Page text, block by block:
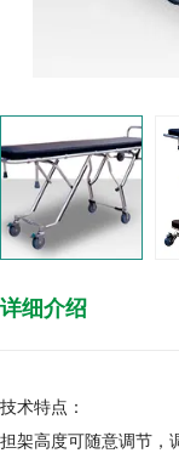
详细介绍
技术特点：
担架高度可随意调节，